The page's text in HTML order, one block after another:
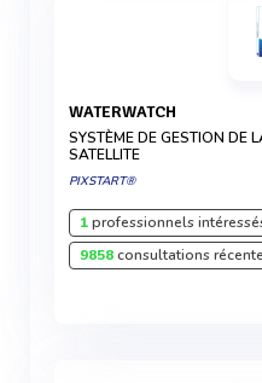
WATERWATCH
SYSTÈME DE GESTION DE
SATELLITE
PIXSTART®
1professionnels
9858consultations